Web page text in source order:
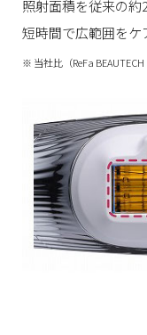
照射面積を従来の約
短時間で広範囲をケ
※ 当社比（ReFa BEAUTECH